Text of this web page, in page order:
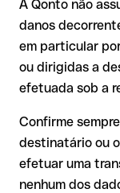
por escrito,
com montantes
ser verificada pelo
transferência de
recuperação é
comissões
Recomendação
:
transferência com
de dúvida,
precaução é
elevados ou em
A Qonto não
danos
em particular
ou dirigidas a
efetuada sob a
Confirme
destinatário ou
efetuar uma
nenhum dos